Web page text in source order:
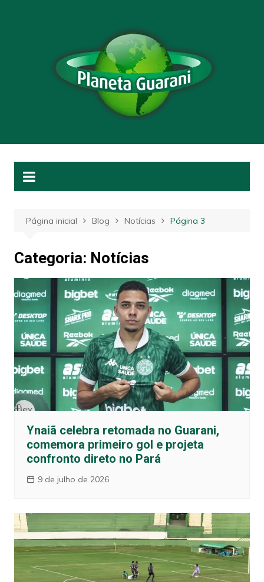
Página inicial Blog Notícias Página 3
Categoria: Notícias
Ynaiã celebra retomada no Guarani,
comemora primeiro gol e projeta
confronto direto no Pará
9 de julho de 2026